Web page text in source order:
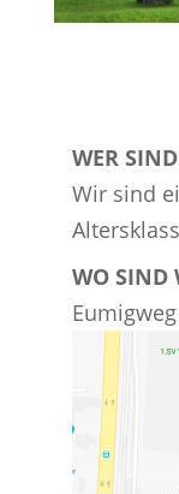
WER
Wir sind
WO SIND